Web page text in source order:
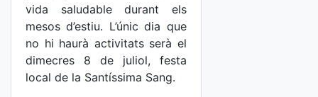
vida saludable durant els
mesos d’estiu. L’únic dia que
no hi haurà activitats serà el
dimecres 8 de juliol, festa
local de la Santíssima Sang.